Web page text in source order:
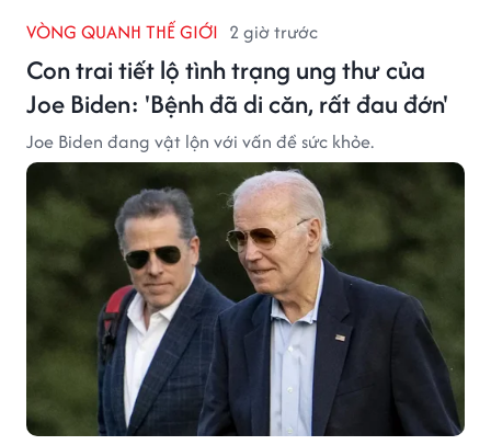
VÒNG QUANH THẾ GIỚI 2 giờ trước
Con trai tiết lộ tình trạng ung thư của
Joe Biden: 'Bệnh đã di căn, rất đau đớn'
Joe Biden đang vật lộn với vấn đề sức khỏe.